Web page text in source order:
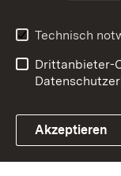
Technisch
Drittanbieter-
Akzeptieren